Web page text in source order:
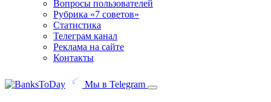
Вопросы пользователей
Рубрика «7 советов»
Статистика
Телеграм канал
Реклама на сайте
Контакты
Мы в Telegram